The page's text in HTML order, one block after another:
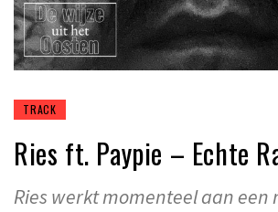
TRACK
Ries ft. Paypie – Echte
Ries werkt momenteel aan een